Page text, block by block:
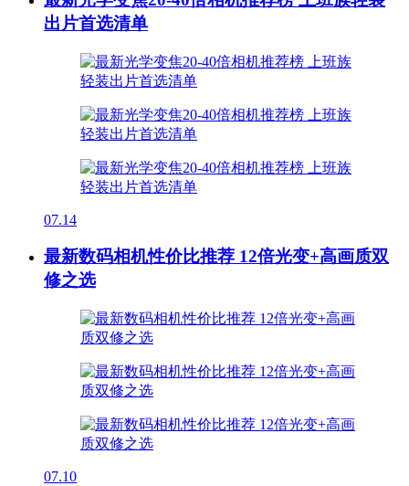
出片首选清单
07.14
最新数码相机性价比推荐 12倍光变+高画质双
修之选
07.10